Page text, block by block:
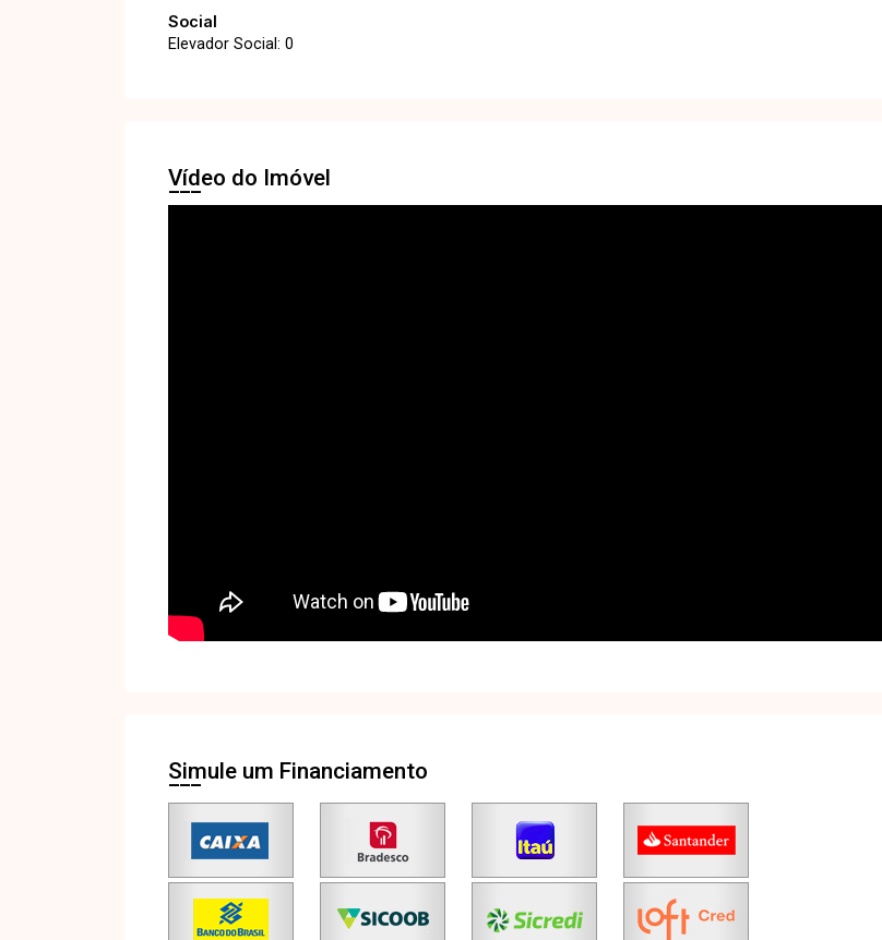
Social
Elevador Social: 0
Vídeo do Imóvel
Simule um Financiamento